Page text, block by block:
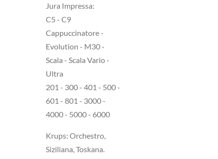
Jura Impressa:
C5 - C9
Cappuccinatore -
Evolution - M30 -
Scala - Scala Vario -
Ultra
201 - 300 - 401 - 500 -
601 - 801 - 3000 -
4000 - 5000 - 6000
Krups: Orchestro,
Siziliana, Toskana.